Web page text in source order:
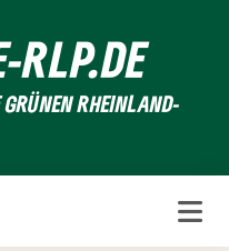
RLP.DE
RHEINLAND-